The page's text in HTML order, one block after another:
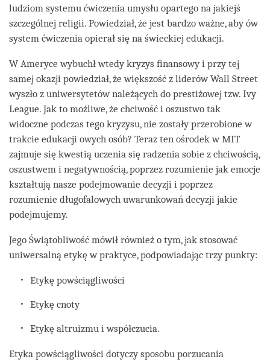
ludziom systemu ćwiczenia umysłu opartego na jakiejś
szczególnej religii. Powiedział, że jest bardzo ważne, aby ów
system ćwiczenia opierał się na świeckiej edukacji.
W Ameryce wybuchł wtedy kryzys finansowy i przy tej
samej okazji powiedział, że większość z liderów Wall Street
wyszło z uniwersytetów należących do prestiżowej tzw. Ivy
League. Jak to możliwe, że chciwość i oszustwo tak
widoczne podczas tego kryzysu, nie zostały przerobione w
trakcie edukacji owych osób? Teraz ten ośrodek w MIT
zajmuje się kwestią uczenia się radzenia sobie z chciwością,
oszustwem i negatywnością, poprzez rozumienie jak emocje
kształtują nasze podejmowanie decyzji i poprzez
rozumienie długofalowych uwarunkowań decyzji jakie
podejmujemy.
Jego Świątobliwość mówił również o tym, jak stosować
uniwersalną etykę w praktyce, podpowiadając trzy punkty:
Etykę powściągliwości
Etykę cnoty
Etykę altruizmu i współczucia.
Etyka powściągliwości dotyczy sposobu porzucania